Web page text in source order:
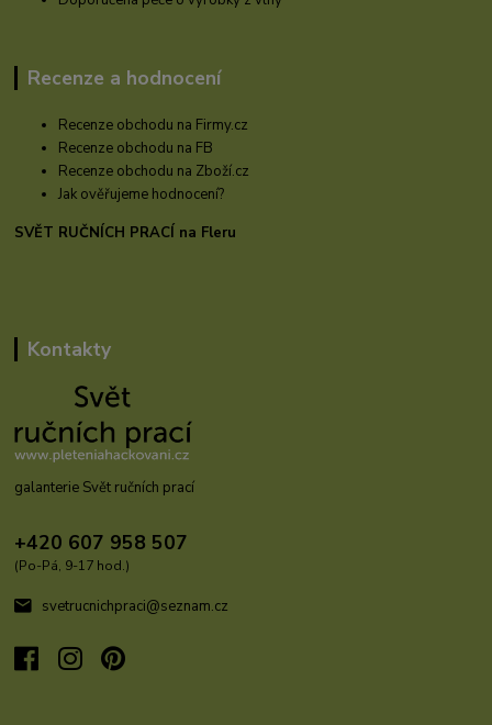
Recenze a hodnocení
Recenze obchodu na Firmy.cz
Recenze obchodu na FB
Recenze obchodu na Zboží.cz
Jak ověřujeme hodnocení?
SVĚT RUČNÍCH PRACÍ na Fleru
Kontakty
galanterie Svět ručních prací
+420 607 958 507
(Po-Pá, 9-17 hod.)
svetrucnichpraci@seznam.cz